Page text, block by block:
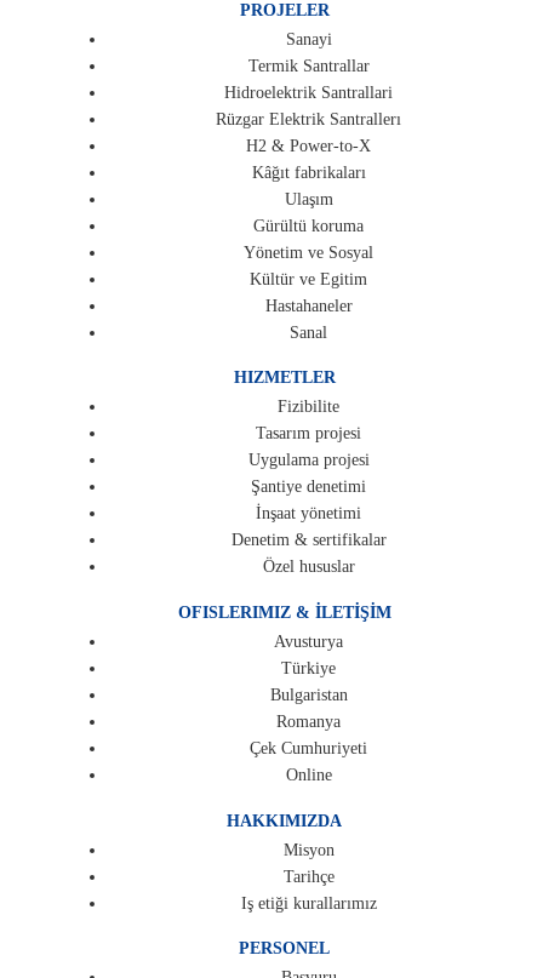
PROJELER
Sanayi
Termik Santrallar
Hidroelektrik Santrallari
Rüzgar Elektrik Santrallerı
H2 & Power-to-X
Kâğıt fabrikaları
Ulaşım
Gürültü koruma
Yönetim ve Sosyal
Kültür ve Egitim
Hastahaneler
Sanal
HIZMETLER
Fizibilite
Tasarım projesi
Uygulama projesi
Şantiye denetimi
İnşaat yönetimi
Denetim & sertifikalar
Özel hususlar
OFISLERIMIZ & İLETİŞİM
Avusturya
Türkiye
Bulgaristan
Romanya
Çek Cumhuriyeti
Online
HAKKIMIZDA
Misyon
Tarihçe
Iş etiği kurallarımız
PERSONEL